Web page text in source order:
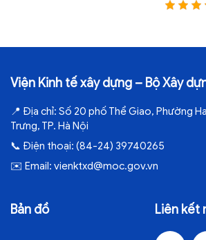
Viện Kinh tế xây dựng – Bộ Xây
📍 Địa chỉ: Số 20 phố Thể Giao, Phường
Trưng, TP. Hà Nội
📞 Điện thoại: (84-24) 39740265
✉️ Email: vienktxd@moc.gov.vn
Bản đồ Liên kết